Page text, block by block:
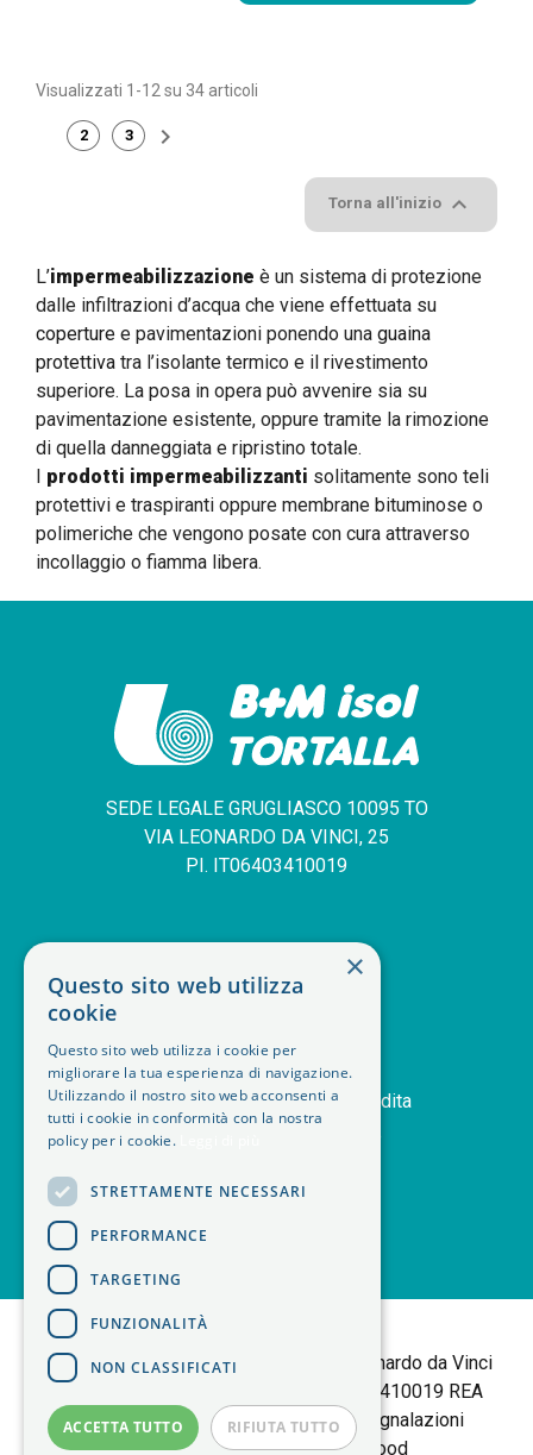
Visualizzati 1-12 su 34 articoli
2 3 
Torna all'inizio 
L’impermeabilizzazione è un sistema di protezione
dalle infiltrazioni d’acqua che viene effettuata su
coperture e pavimentazioni ponendo una guaina
protettiva tra l’isolante termico e il rivestimento
superiore. La posa in opera può avvenire sia su
pavimentazione esistente, oppure tramite la rimozione
di quella danneggiata e ripristino totale.
prodotti impermeabilizzanti solitamente sono teli
protettivi e traspiranti oppure membrane bituminose o
polimeriche che vengono posate con cura attraverso
incollaggio o fiamma libera.
SEDE LEGALE GRUGLIASCO 10095 TO
VIA LEONARDO DA VINCI, 25
PI. IT06403410019
SERVIZIO CLIENTI
deskphone +39 011 408 14 28
orders Storico ordini
handshake Termini e condizioni di vendita
delivery_truck_speed
B+M isol TortallaSede Legale: Via Leonardo da Vinci
25 | 10095 Grugliasco (TO) P.IVA 06403410019 REA
TORINO 783877 | Policy Privacy |Segnalazioni
Whistleblowing| made byElwood
×
Questo sito web utilizza
cookie
Questo sito web utilizza i cookie per
migliorare la tua esperienza di navigazione.
Utilizzando il nostro sito web acconsenti a
tutti i cookie in conformità con la nostra
policy per i cookie.
STRETTAMENTE NECESSARI
PERFORMANCE
TARGETING
FUNZIONALITÀ
NON CLASSIFICATI
ACCETTA TUTTO RIFIUTA TUTTO